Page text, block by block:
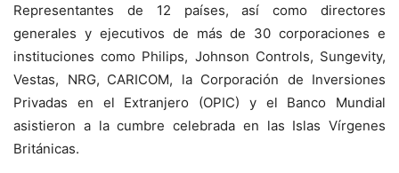
Representantes de 12 países, así como directores
generales y ejecutivos de más de 30 corporaciones e
instituciones como Philips, Johnson Controls, Sungevity,
Vestas, NRG, CARICOM, la Corporación de Inversiones
Privadas en el Extranjero (OPIC) y el Banco Mundial
asistieron a la cumbre celebrada en las Islas Vírgenes
Británicas.